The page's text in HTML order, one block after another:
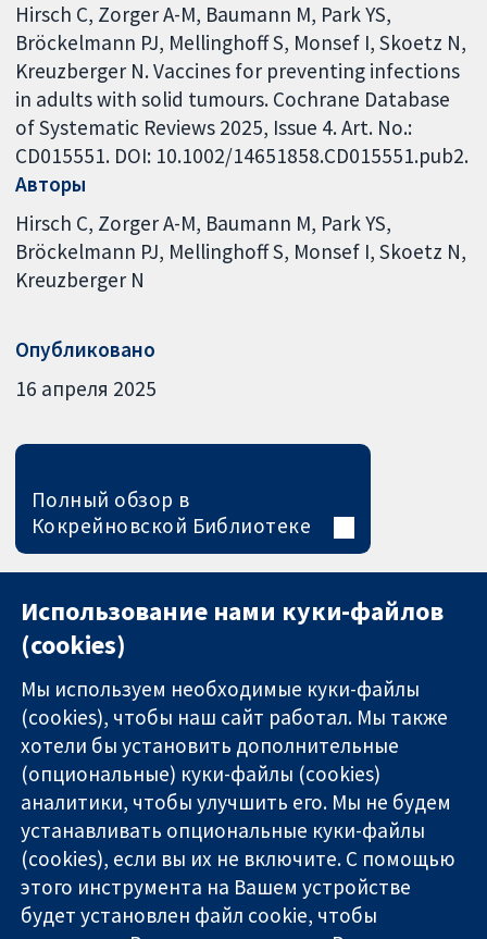
Hirsch C, Zorger A-M, Baumann M, Park YS,
Bröckelmann PJ, Mellinghoff S, Monsef I, Skoetz N,
Kreuzberger N. Vaccines for preventing infections
in adults with solid tumours. Cochrane Database
of Systematic Reviews 2025, Issue 4. Art. No.:
CD015551. DOI: 10.1002/14651858.CD015551.pub2.
Авторы
Hirsch C Zorger A-M Baumann M Park YS
Bröckelmann PJ Mellinghoff S Monsef I Skoetz N
Kreuzberger N
Опубликовано
16 апреля 2025
Полный обзор в
Кокрейновской Библиотеке
Надёжные
доказательства
Информированные
решения
11-13 Cavendish
Square
London
W1G 0AN
United Kingdom
Связаться с
нами
Новости
Пресс-
служба
Использование нами куки-файлов
(cookies)
Мы используем необходимые куки-файлы
(cookies), чтобы наш сайт работал. Мы также
хотели бы установить дополнительные
(опциональные) куки-файлы (cookies)
аналитики, чтобы улучшить его. Мы не будем
устанавливать опциональные куки-файлы
(cookies), если вы их не включите. С помощью
этого инструмента на Вашем устройстве
будет установлен файл cookie, чтобы